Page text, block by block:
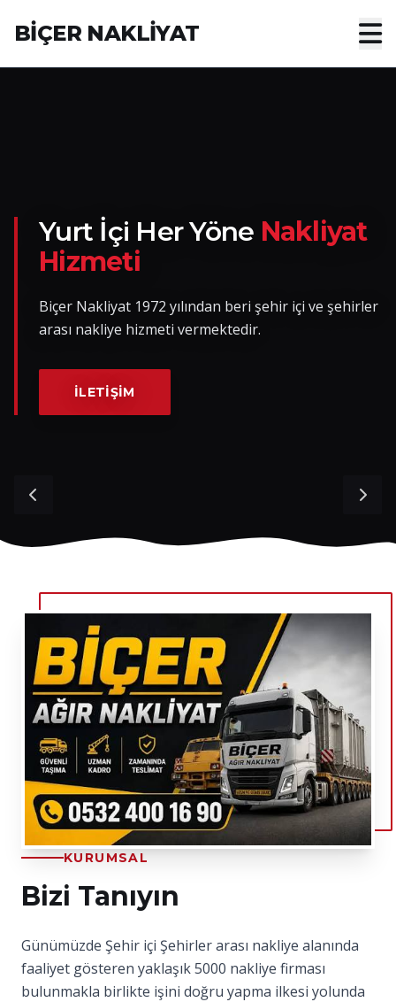
BİÇER NAKLİYAT
Nakliye Yük İlanları
Blog
İletişim
Yurt İçi Her Yöne Nakliyat
Hizmeti
Biçer Nakliyat 1972 yılından beri şehir içi ve şehirler
arası nakliye hizmeti vermektedir.
İLETIŞIM
KURUMSAL
Bizi Tanıyın
Günümüzde Şehir içi Şehirler arası nakliye alanında
faaliyet gösteren yaklaşık 5000 nakliye firması
bulunmakla birlikte işini doğru yapma ilkesi yolunda